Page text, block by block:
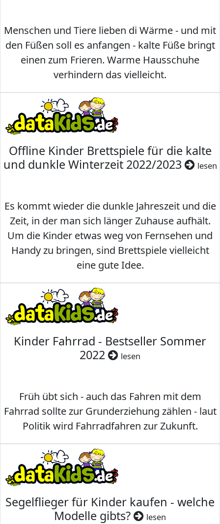
Menschen und Tiere lieben di Wärme - und mit
den Füßen soll es anfangen - kalte Füße bringt
einen zum Frieren. Warme Hausschuhe
verhindern das vielleicht.
Offline Kinder Brettspiele für die kalte
und dunkle Winterzeit 2022/2023
lesen
Es kommt wieder die dunkle Jahreszeit und die
Zeit, in der man sich länger Zuhause aufhält.
Um die Kinder etwas weg von Fernsehen und
Handy zu bringen, sind Brettspiele vielleicht
eine gute Idee.
Kinder Fahrrad - Bestseller Sommer
2022
lesen
Früh übt sich - auch das Fahren mit dem
Fahrrad sollte zur Grunderziehung zählen - laut
Politik wird Fahrradfahren zur Zukunft.
Segelflieger für Kinder kaufen - welche
Modelle gibts?
lesen